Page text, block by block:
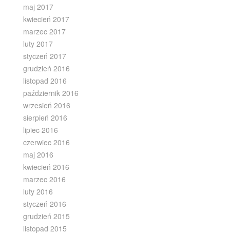
maj 2017
kwiecień 2017
marzec 2017
luty 2017
styczeń 2017
grudzień 2016
listopad 2016
październik 2016
wrzesień 2016
sierpień 2016
lipiec 2016
czerwiec 2016
maj 2016
kwiecień 2016
marzec 2016
luty 2016
styczeń 2016
grudzień 2015
listopad 2015